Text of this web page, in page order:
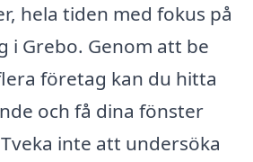
hela tiden med fokus på
i Grebo. Genom att be
företag kan du hitta
och få dina fönster
inte att undersöka